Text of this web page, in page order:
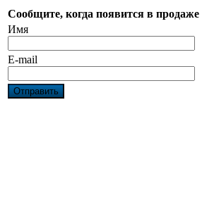
Сообщите, когда появится в продаже
Имя
E-mail